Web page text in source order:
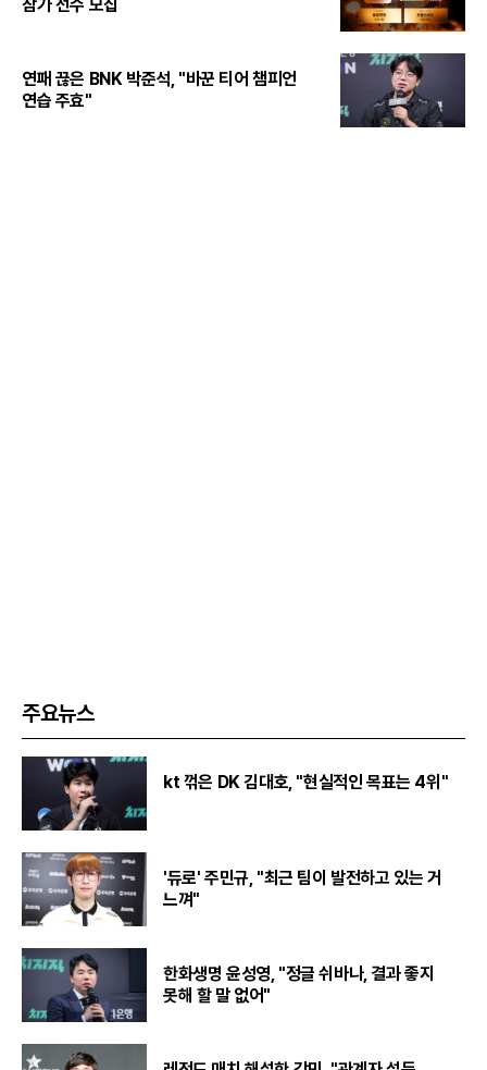
참가 선수 모집
연패 끊은 BNK 박준석, "바꾼 티어 챔피언
연습 주효"
주요뉴스
kt 꺾은 DK 김대호, "현실적인 목표는 4위"
'듀로' 주민규, "최근 팀이 발전하고 있는 거
느껴"
한화생명 윤성영, "정글 쉬바나, 결과 좋지
못해 할 말 없어"